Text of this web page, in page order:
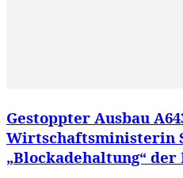
Gestoppter Ausbau
Wirtschaftsministerin
„Blockadehaltung“ der